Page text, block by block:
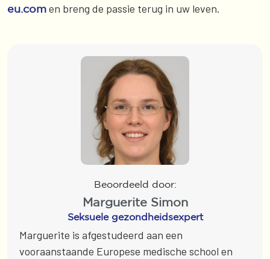
eu.com en breng de passie terug in uw leven.
Beoordeeld door:
Marguerite Simon
Seksuele gezondheidsexpert
Marguerite is afgestudeerd aan een
vooraanstaande Europese medische school en